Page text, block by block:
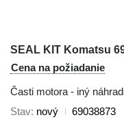
SEAL KIT Komatsu
Cena na požiadanie
Časti motora - iný
Stav nový
69038873